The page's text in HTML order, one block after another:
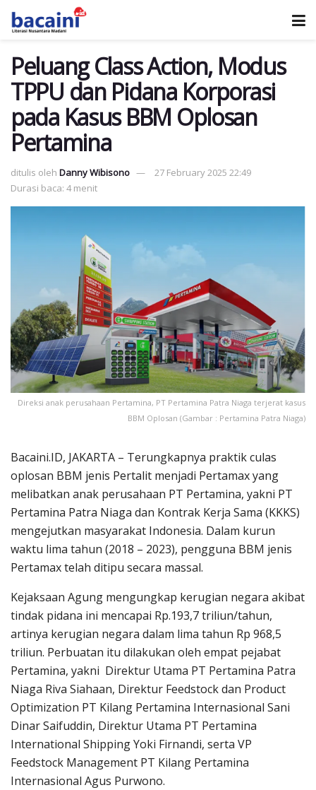
Peluang Class Action, Modus
TPPU dan Pidana Korporasi
pada Kasus BBM Oplosan
Pertamina
ditulis oleh Danny Wibisono
27 February 2025 22:49
Durasi baca: 4 menit
Direksi anak perusahaan Pertamina, PT Pertamina Patra Niaga terjerat kasus
BBM Oplosan (Gambar : Pertamina Patra Niaga)
Bacaini.ID, JAKARTA – Terungkapnya praktik culas
oplosan BBM jenis Pertalit menjadi Pertamax yang
melibatkan anak perusahaan PT Pertamina, yakni PT
Pertamina Patra Niaga dan Kontrak Kerja Sama (KKKS)
mengejutkan masyarakat Indonesia. Dalam kurun
waktu lima tahun (2018 – 2023), pengguna BBM jenis
Pertamax telah ditipu secara massal.
Kejaksaan Agung mengungkap kerugian negara akibat
tindak pidana ini mencapai Rp.193,7 triliun/tahun,
artinya kerugian negara dalam lima tahun Rp 968,5
triliun. Perbuatan itu dilakukan oleh empat pejabat
Pertamina, yakni Direktur Utama PT Pertamina Patra
Niaga Riva Siahaan, Direktur Feedstock dan Product
Optimization PT Kilang Pertamina Internasional Sani
Dinar Saifuddin, Direktur Utama PT Pertamina
International Shipping Yoki Firnandi, serta VP
Feedstock Management PT Kilang Pertamina
Internasional Agus Purwono.